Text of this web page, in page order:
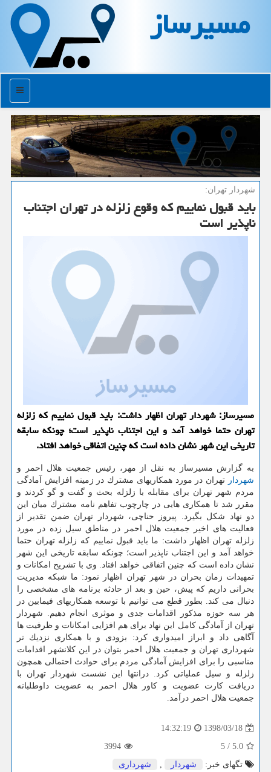
مسیرساز
منو
شهردار تهران:
باید قبول نماییم كه وقوع زلزله در تهران اجتناب
ناپذیر است
مسیرساز: شهردار تهران اظهار داشت: باید قبول نماییم كه زلزله
تهران حتما خواهد آمد و این اجتناب ناپذیر است؛ چونكه سابقه
تاریخی این شهر نشان داده است كه چنین اتفاقی خواهد افتاد.
به گزارش مسیرساز به نقل از مهر، رئیس جمعیت هلال احمر و
شهردار تهران در مورد همكاریهای مشترك در زمینه افزایش آمادگی
مردم شهر تهران برای مقابله با زلزله بحث و گفت و گو كردند و
مقرر شد تا همكاری هایی در چارچوب تفاهم نامه مشترك میان این
دو نهاد شكل بگیرد. پیروز حناچی، شهردار تهران ضمن تقدیر از
فعالیت های اخیر جمعیت هلال احمر در مناطق سیل زده در مورد
زلزله تهران اظهار داشت: ما باید قبول نماییم كه زلزله تهران حتما
خواهد آمد و این اجتناب ناپذیر است؛ چونكه سابقه تاریخی این شهر
نشان داده است كه چنین اتفاقی خواهد افتاد. وی با تشریح امكانات و
تمهیدات زمان بحران در شهر تهران اظهار نمود: ما شبكه مدیریت
بحرانی داریم كه پیش، حین و بعد از حادثه برنامه های مشخصی را
دنبال می كند. بطور قطع می توانیم با توسعه همكاریهای فیمابین در
هر سه حوزه مذكور اقدامات جدی و موثری انجام دهیم. شهردار
تهران از آمادگی كامل این نهاد برای هم افزایی امكانات و ظرفیت ها
آگاهی داد و ابراز امیدواری كرد: بزودی و با همكاری نزدیك تر
شهرداری تهران و جمعیت هلال احمر بتوان در این كلانشهر اقدامات
مناسبی را برای افزایش آمادگی مردم برای حوادث احتمالی همچون
زلزله و سیل عملیاتی كرد. درانتها این نشست شهردار تهران با
دریافت كارت عضویت و كاور هلال احمر به عضویت داوطلبانه
جمعیت هلال احمر درآمد.
1398/03/18
14:32:19
5.0
/
5
3994
تگهای خبر:
شهردار , شهرداری